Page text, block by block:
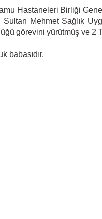
Hastaneleri Birliği
Mehmet Sağlık
görevini yürütmüş ve 2
babasıdır.